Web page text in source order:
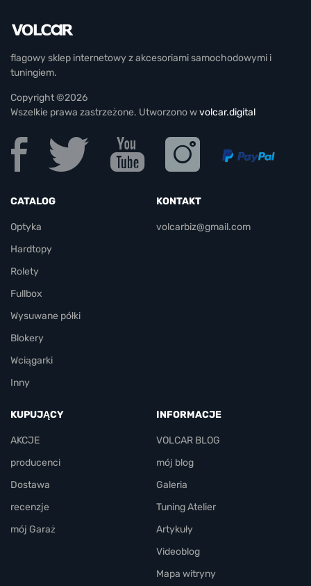
flagowy sklep internetowy z akcesoriami samochodowymi i
tuningiem.
Copyright ©2026
Wszelkie prawa zastrzeżone. Utworzono wvolcar.digital
CATALOG
Optyka
Hardtopy
Rolety
Fullbox
Wysuwane półki
Blokery
Wciągarki
Inny
KONTAKT
volcarbiz@gmail.com
KUPUJĄCY
AKCJE
producenci
Dostawa
recenzje
mój Garaż
INFORMACJE
VOLCAR BLOG
mój blog
Galeria
Tuning Atelier
Artykuły
Videoblog
Mapa witryny